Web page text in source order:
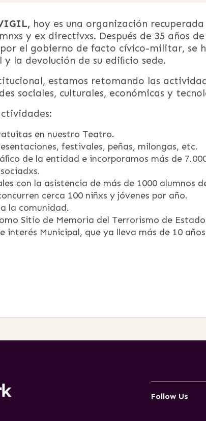
hoy es una organización
y ex directivxs. Después de 35 años
el gobierno de facto cívico-militar, se
la devolución de su ediﬁcio sede.
estamos retomando las
sociales, culturales, económicas y
en nuestro Teatro.
festivales, peñas, milongas, etc.
de la entidad e incorporamos más de
con la asistencia de más de 1000 alumnos
cerca 100 niñxs y jóvenes por año.
la comunidad.
Sitio de Memoria del Terrorismo de
Municipal, que ya lleva más de 10
Follow Us